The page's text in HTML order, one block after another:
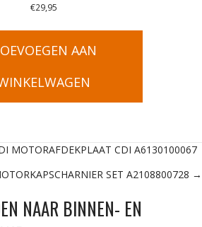
€29,95
AAN
MOTORAFDEKPLAAT CDI A6130100067
SET A2108800728 →
NAAR BINNEN- EN